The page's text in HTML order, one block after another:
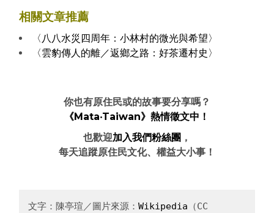
相關文章推薦
〈八八水災四周年：小林村的微光與希望〉
〈雲豹傳人的離／返鄉之路：好茶遷村史〉
你也有原住民或的故事要分享嗎？
《Mata‧Taiwan》熱情徵文中！
也歡迎加入我們粉絲團 ，
每天追蹤原住民文化、權益大小事！
文字：陳亭瑄／圖片來源：Wikipedia （CC